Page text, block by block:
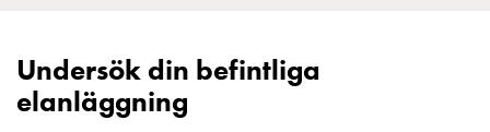
din
Undersök din befintliga
elanläggning